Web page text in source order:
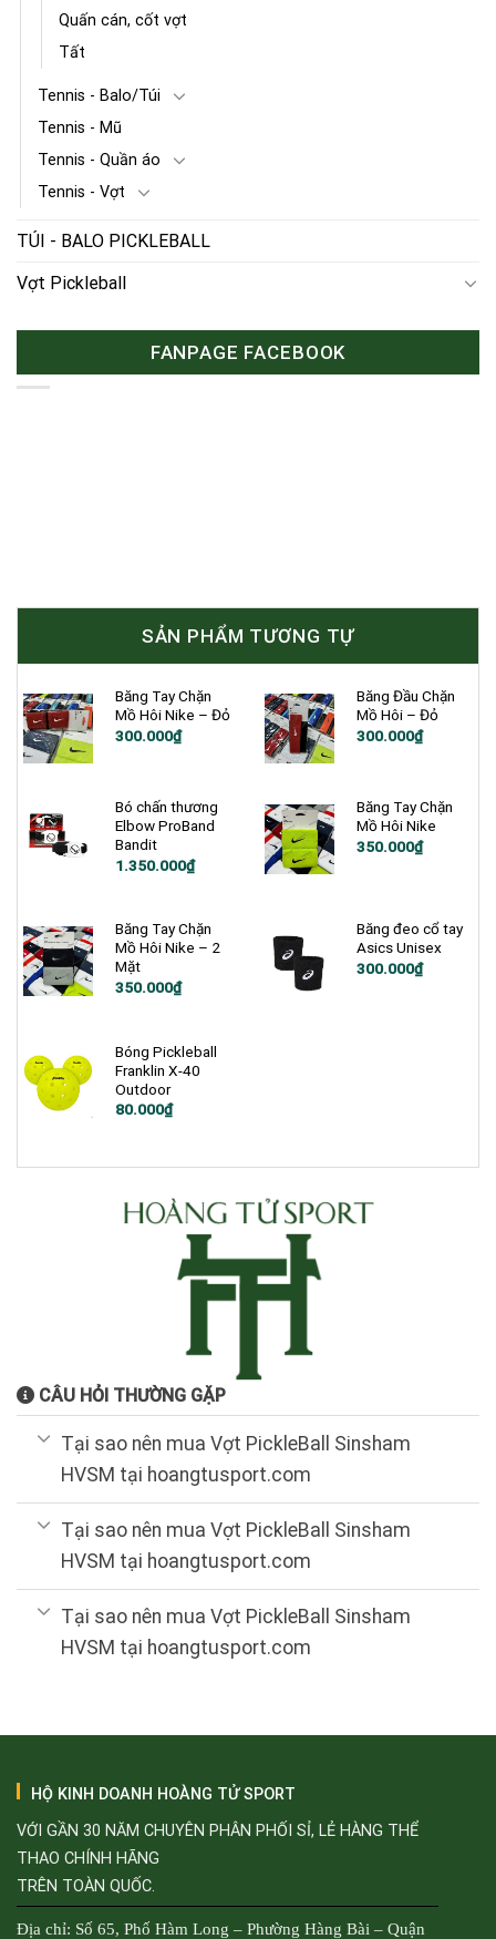
Quấn cán, cốt vợt
Tất
Tennis - Balo/Túi
Tennis - Mũ
Tennis - Quần áo
Tennis - Vợt
TÚI - BALO PICKLEBALL
Vợt Pickleball
FANPAGE FACEBOOK
SẢN PHẨM TƯƠNG TỰ
Băng Tay Chặn
Mồ Hôi Nike – Đỏ
300.000₫
Băng Đầu Chặn
Mồ Hôi – Đỏ
300.000₫
Bó chấn thương
Elbow ProBand
Bandit
Giá
1.350.000₫
Giá
1.350.000₫.
Băng Tay Chặn
Mồ Hôi Nike
350.000₫
Băng Tay Chặn
Mồ Hôi Nike – 2
Mặt
350.000₫
Băng đeo cổ tay
Asics Unisex
300.000₫
Bóng Pickleball
Franklin X-40
Outdoor
80.000₫
CÂU HỎI THƯỜNG GẶP
Tại sao nên mua Vợt PickleBall Sinsham
HVSM tại hoangtusport.com
Tại sao nên mua Vợt PickleBall Sinsham
HVSM tại hoangtusport.com
Tại sao nên mua Vợt PickleBall Sinsham
HVSM tại hoangtusport.com
HỘ KINH DOANH HOÀNG TỬ SPORT
VỚI GẦN 30 NĂM CHUYÊN PHÂN PHỐI SỈ, LẺ HÀNG THỂ
THAO CHÍNH HÃNG
TRÊN TOÀN QUỐC.
Địa chỉ: Số 65, Phố Hàm Long – Phường Hàng Bài – Quận